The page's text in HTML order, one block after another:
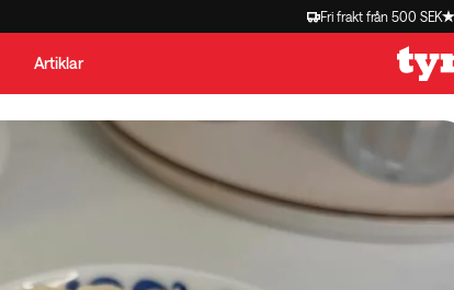
Fri frakt från 500 SEK
Artiklar